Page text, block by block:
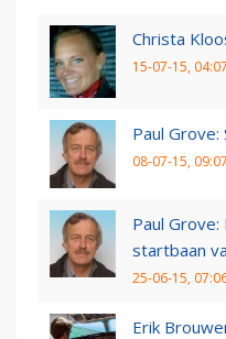
Christa
15-07-15, 04:07
Paul
08-07-15, 09:07
Paul
startbaan
25-06-15,
Erik